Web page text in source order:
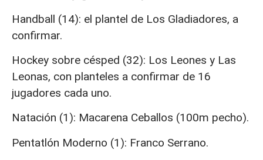
Handball (14): el plantel de Los Gladiadores, a
confirmar.
Hockey sobre césped (32): Los Leones y Las
Leonas, con planteles a confirmar de 16
jugadores cada uno.
Natación (1): Macarena Ceballos (100m pecho).
Pentatlón Moderno (1): Franco Serrano.